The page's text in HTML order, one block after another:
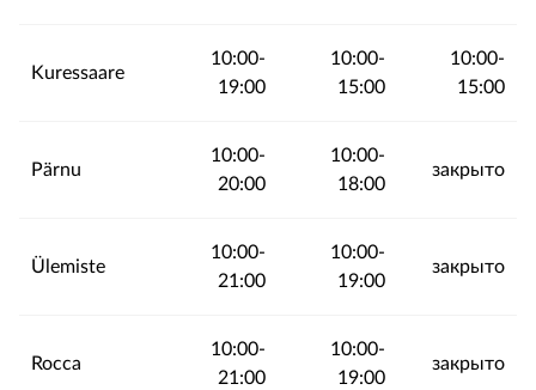
Kuressaare
10:00-
19:00
10:00-
15:00
10:00-
15:00
Pärnu
10:00-
20:00
10:00-
18:00
закрыто
Ülemiste
10:00-
21:00
10:00-
19:00
закрыто
Rocca
10:00-
21:00
10:00-
19:00
закрыто